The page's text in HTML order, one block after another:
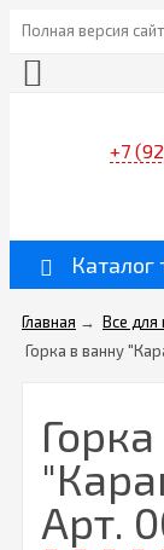
Полная версия
+7
Каталог
Главная → Все для
Горка в ванну
Арт.